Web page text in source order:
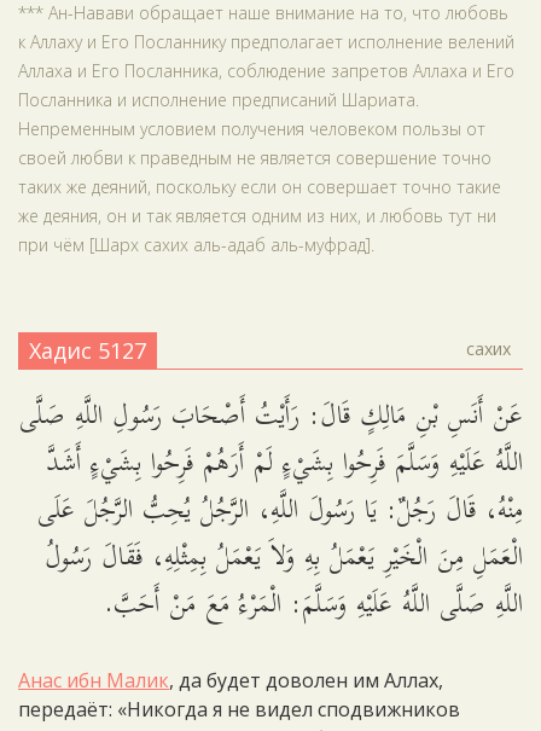
*** Ан-Навави обращает наше внимание на то, что любовь
к Аллаху и Его Посланнику предполагает исполнение велений
Аллаха и Его Посланника, соблюдение запретов Аллаха и Его
Посланника и исполнение предписаний Шариата.
Непременным условием получения человеком пользы от
своей любви к праведным не является совершение точно
таких же деяний, поскольку если он совершает точно такие
же деяния, он и так является одним из них, и любовь тут ни
при чём [Шарх сахих аль-адаб аль-муфрад].
Хадис 5127 сахих
عَنْ أَنَسِ بْنِ مَالِكٍ قَالَ: رَأَيْتُ أَصْحَابَ رَسُولِ اللَّهِ صَلَّى
اللَّهُ عَلَيْهِ وَسَلَّمَ فَرِحُوا بِشَيْءٍ لَمْ أَرَهُمْ فَرِحُوا بِشَيْءٍ أَشَدَّ
مِنْهُ، قَالَ رَجُلٌ: يَا رَسُولَ اللَّهِ، الرَّجُلُ يُحِبُّ الرَّجُلَ عَلَى
الْعَمَلِ مِنَ الْخَيْرِ يَعْمَلُ بِهِ وَلاَ يَعْمَلُ بِمِثْلِهِ، فَقَالَ رَسُولُ
اللَّهِ صَلَّى اللَّهُ عَلَيْهِ وَسَلَّمَ: الْمَرْءُ مَعَ مَنْ أَحَبَّ.
Анас ибн Малик, да будет доволен им Аллах,
передаёт: «Никогда я не видел сподвижников